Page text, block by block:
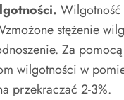
Wilgotność
stężenie
Za
wilgotności w
przekraczać 2-3%.